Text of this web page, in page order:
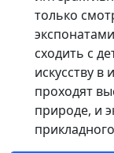
только
сходить с
искусству
проходят
природе, и